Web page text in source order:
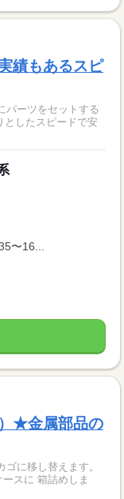
績もあるスピ
パーツをセットする
としたスピードで安
〜16...
★金属部品の
スに 箱詰めしま